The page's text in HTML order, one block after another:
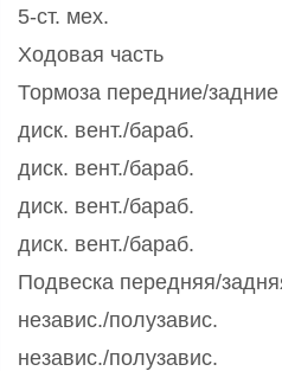
5-ст. мех.
Ходовая часть
Тормоза передние/задние
диск. вент./бараб.
диск. вент./бараб.
диск. вент./бараб.
диск. вент./бараб.
Подвеска передняя/
независ./полузавис.
независ./полузавис.